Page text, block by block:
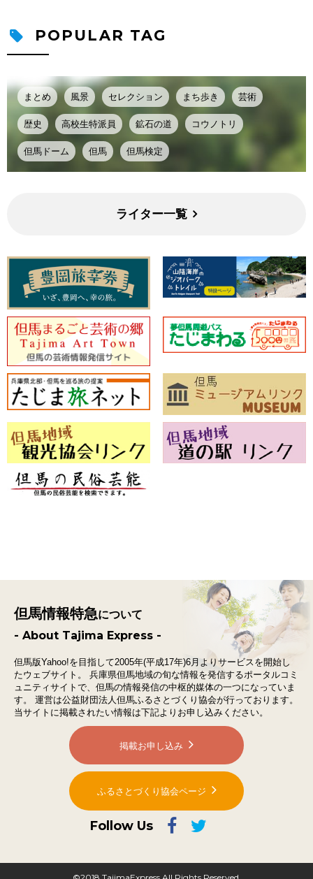
POPULAR TAG
まとめ 風景 セレクション まち歩き 芸術
歴史 高校生特派員 鉱石の道 コウノトリ
但馬ドーム 但馬 但馬検定
ライター一覧
但馬情報特急について
- About Tajima Express -
但馬版Yahoo!を目指して2005年(平成17年)6月よりサービスを開始し
たウェブサイト。
兵庫県但馬地域の旬な情報を発信するポータルコミ
ュニティサイトで、 但馬の情報発信の中枢的媒体の一つになっていま
す。
運営は公益財団法人但馬ふるさとづくり協会が行っております。
当サイトに掲載されたい情報は下記よりお申し込みください。
掲載お申し込み
ふるさとづくり協会ページ
Follow Us